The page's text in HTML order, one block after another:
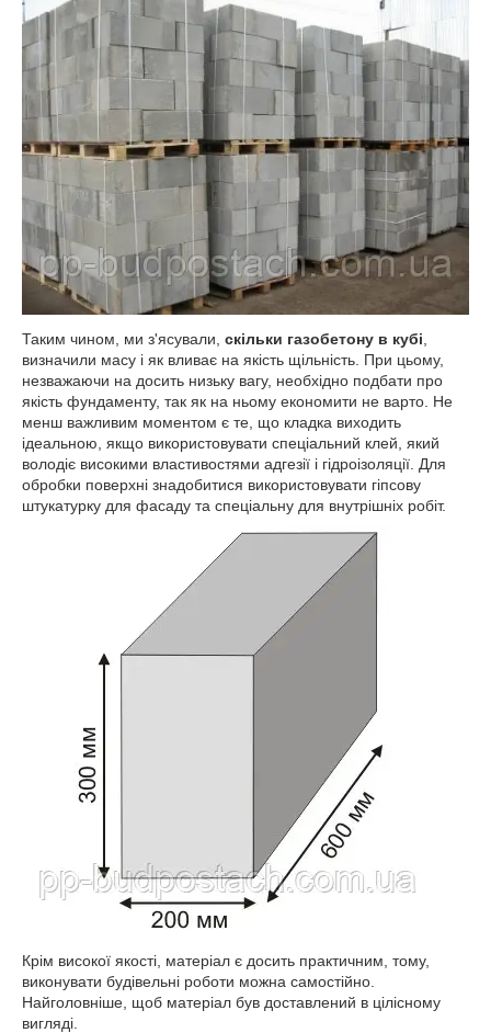
Таким чином, ми з'ясували, скільки газобетону в кубі
визначили масу і як вливає на якість щільність. При цьому,
незважаючи на досить низьку вагу, необхідно подбати про
якість фундаменту, так як на ньому економити не варто. Не
менш важливим моментом є те, що кладка виходить
ідеальною, якщо використовувати спеціальний клей, який
володіє високими властивостями адгезії і гідроізоляції. Для
обробки поверхні знадобитися використовувати гіпсову
штукатурку для фасаду та спеціальну для внутрішніх робіт.
Крім високої якості, матеріал є досить практичним, тому,
виконувати будівельні роботи можна самостійно.
Найголовніше, щоб матеріал був доставлений в цілісному
вигляді.